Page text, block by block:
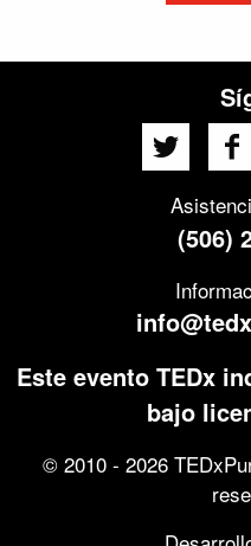
(506)
Este evento TEDx
bajo
© 2010 - 2026